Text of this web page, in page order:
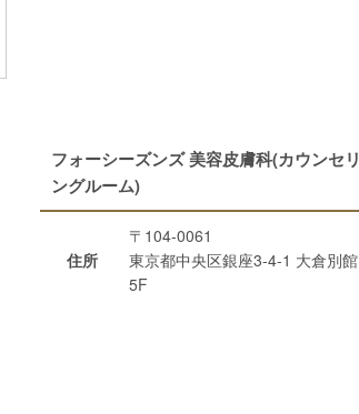
フォーシーズンズ 美容皮膚科(カウンセリ
ングルーム)
住所
〒104-0061
東京都中央区銀座3-4-1 大倉別館
5F